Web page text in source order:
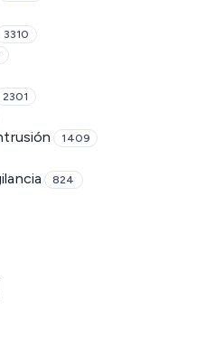
3310
2301
1409
824